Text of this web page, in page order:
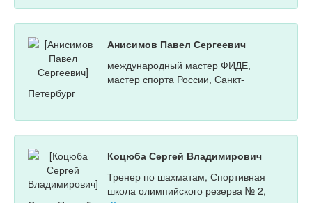
Анисимов Павел Сергеевич
международный мастер ФИДЕ,
мастер спорта России, Санкт-
Петербург
Коцюба Сергей Владимирович
Тренер по шахматам, Спортивная
школа олимпийского резерва № 2,